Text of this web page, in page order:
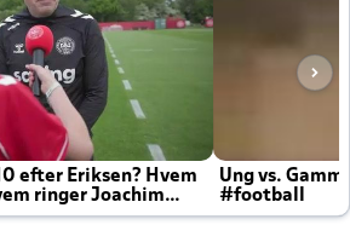
efter Eriksen? Hvem
ringer Joachim
Ung vs.
#football